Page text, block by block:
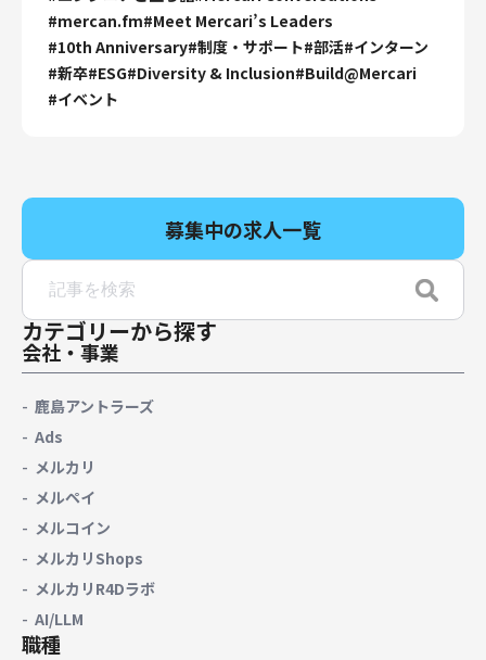
#mercan.fm#Meet Mercari’s Leaders
#10th Anniversary#制度・サポート#部活#インターン
#新卒#ESG#Diversity & Inclusion#Build@Mercari
#イベント
募集中の求人一覧
カテゴリーから探す
会社・事業
鹿島アントラーズ
Ads
メルカリ
メルペイ
メルコイン
メルカリShops
メルカリR4Dラボ
AI/LLM
職種